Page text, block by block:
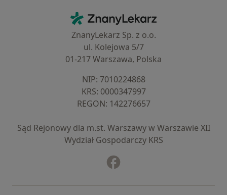
ZnanyLekarz - Strona główna
ZnanyLekarz Sp. z o.o.
ul. Kolejowa 5/7
01-217 Warszawa, Polska
NIP: ⁠7010224868
KRS: ⁠0000347997
REGON: ⁠142276657
Sąd Rejonowy dla m.st. Warszawy w Warszawie XII
Wydział Gospodarczy KRS